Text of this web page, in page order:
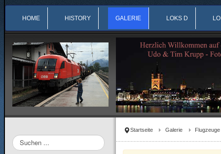
HOME HISTORY GALERIE LOKS D
Startseite Galerie Flugzeuge
Suchen
...